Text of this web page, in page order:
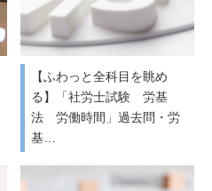
【ふわっと全科目を眺め
る】「社労士試験 労基
法 労働時間」過去問・労
基…